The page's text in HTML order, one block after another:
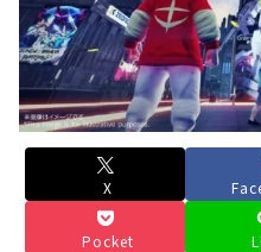
【ホロライブ】アキロゼ
Powered by livedoor 相互
X
Pocket